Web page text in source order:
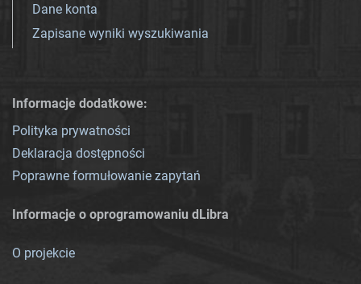
Dane konta
Zapisane wyniki wyszukiwania
Informacje dodatkowe:
Polityka prywatności
Deklaracja dostępności
Poprawne formułowanie zapytań
Informacje o oprogramowaniu dLibra
O projekcie